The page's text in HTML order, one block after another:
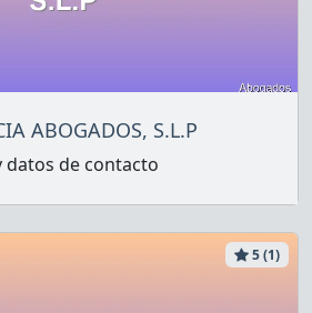
ABOGADOS, S.L.P
datos de contacto
5 (1)